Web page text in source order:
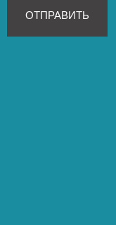
ОТПРАВИТЬ